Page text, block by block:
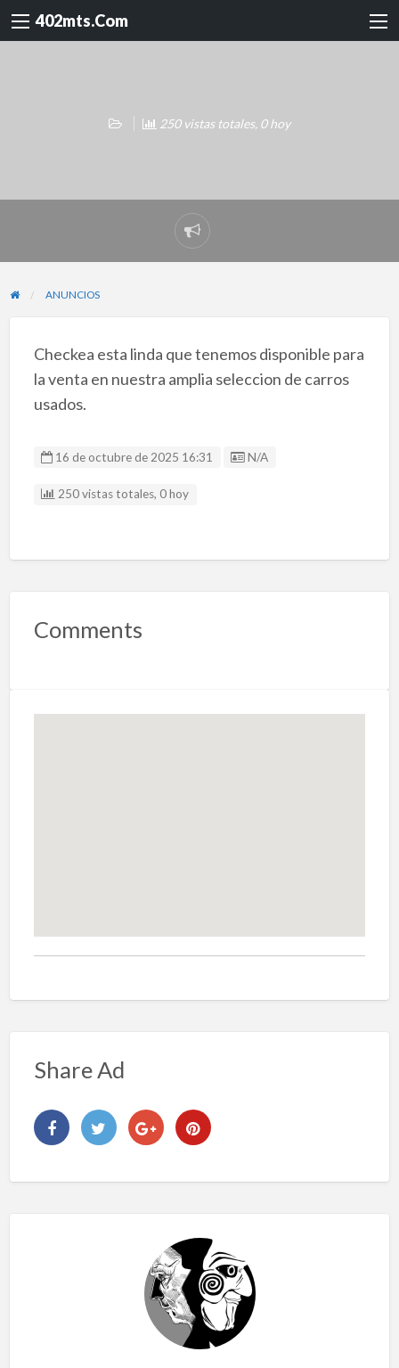
402mts.Com
250 vistas totales, 0 hoy
Reportar
problema
ANUNCIOS
Checkea esta linda que tenemos disponible para
la venta en nuestra amplia seleccion de carros
usados.
16 de octubre de 2025 16:31 Listing ID
N/A
250 vistas totales, 0 hoy
Comments
Share Ad